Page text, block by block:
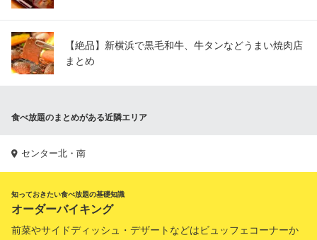
【絶品】新横浜で黒毛和牛、牛タンなどうまい焼肉店
まとめ
食べ放題のまとめがある近隣エリア
センター北・南
知っておきたい食べ放題の基礎知識
オーダーバイキング
前菜やサイドディッシュ・デザートなどはビュッフェコーナーか